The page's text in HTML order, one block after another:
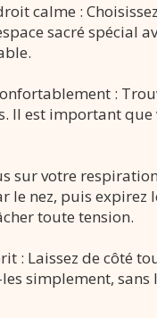
calme :
sacré spécial
:
Il est important
sur votre
le nez, puis expirez
toute tension.
: Laissez de côté
simplement,